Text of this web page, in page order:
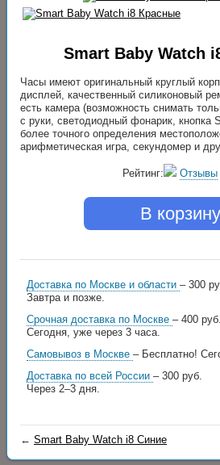
Smart Baby Watch
Часы имеют оригинальный круглый
дисплей, качественный силиконовый
есть камера (возможность снимать
с руки, светодиодный фонарик, кнопка
более точного определения
арифметическая игра, секундомер и
Рейтинг: Отзывы
В корзину
Доставка по Москве и области – 300
Завтра и позже.
Срочная доставка по Москве – 400 руб.
Сегодня, уже через 3 часа.
Самовывоз в Москве – Бесплатно!
Доставка по всей России – 300 руб.
Через 2–3 дня.
← Smart Baby Watch i8 Синие